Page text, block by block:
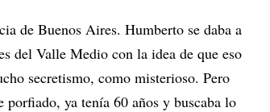
de Buenos Aires. Humberto se daba a
del Valle Medio con la idea de que eso
secretismo, como misterioso. Pero
ya tenía 60 años y buscaba lo